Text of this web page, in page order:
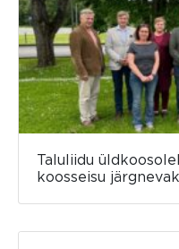
Taluliidu
koosseisu